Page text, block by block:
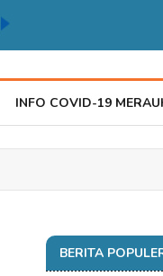
INFO COVID-19
BERITA